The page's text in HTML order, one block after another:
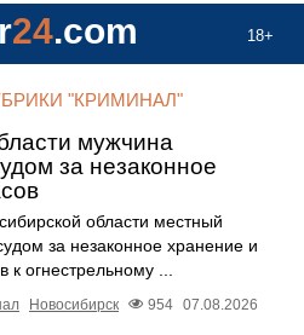
18+
24.com
"КРИМИНАЛ"
мужчина
за незаконное
области местный
за незаконное хранение и
огнестрельному ...
Новосибирск 954 07.08.2026